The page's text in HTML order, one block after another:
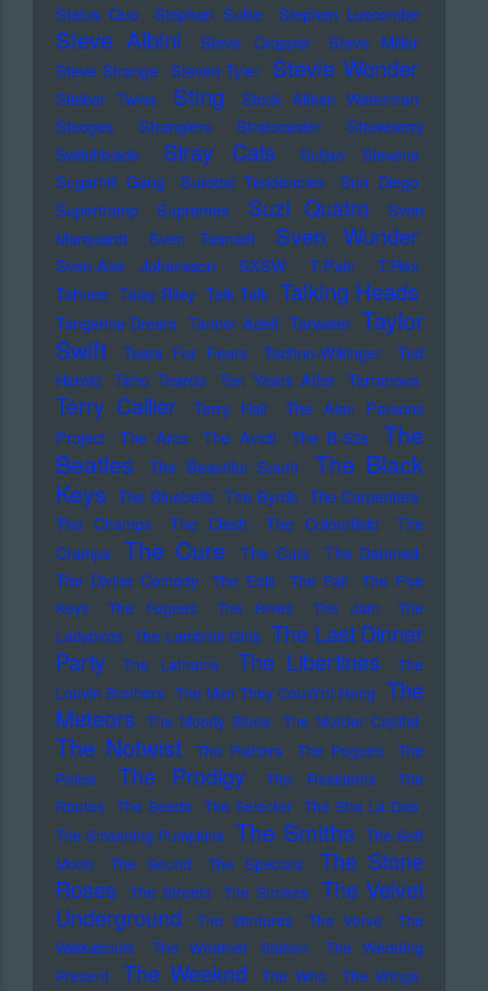
Status Quo
Stephan Sulke Stephen Luscombe
Steve Albini Steve Cropper
Steve Miller
Steve Strange Steven Tyler Stevie Wonder
Stieber Twins Sting
Stock Aitken Waterman
Stooges
Stranglers Stratocaster
Strawberry
Switchblade
Stray Cats
Sufjan Stevens
Sugarhill Gang
Suicidal Tendencies
Sun Diego
Supertramp
Supremes Suzi Quatro
Sven
Marquardt
Sven Tasnadi Sven Wunder
Sven-Ake Johansson SXSW T-Pain
T.Rex
Tahnee Talay Riley Talk Talk Talking Heads
Tangerine Dream Tanner Adell Tarwater Taylor
Swift
Tears For Fears Techno-Wikinger
Ted
Herold
Teho Teardo Ten Years After Terranova
Terry Callier Terry Hall
The Alan Parsons
Project
The Arcs The Avicii The B-52s
The
Beatles
The Beautiful South
The Black
Keys The Bluebells The Byrds The Carpenters
The Champs
The Clash The Colourfield
The
Cramps
The Cure The Curs
The Damned
The Divine Comedy
The Eels The Fall
The Five
Keys
The Fugees The Hives The Jam
The
Ladybirds The Lambrini Girls The Last Dinner
Party
The Lathums The Libertines
The
Louvin Brothers The Man They Could'nt Hang The
Meteors The Moody Blues The Murder Capital
The Notwist The Platters The Pogues
The
Police
The Prodigy The Residents
The
Routes The Seeds The Selecter The Sha La Das
The Smashing Pumpkins The Smiths The Soft
Moon
The Sound The Specials
The Stone
Roses
The Streets The Strokes
The Velvet
Underground
The Ventures The Verve
The
Walkabouts
The Weather Station
The Wedding
Present
The Weeknd The Who
The Wings